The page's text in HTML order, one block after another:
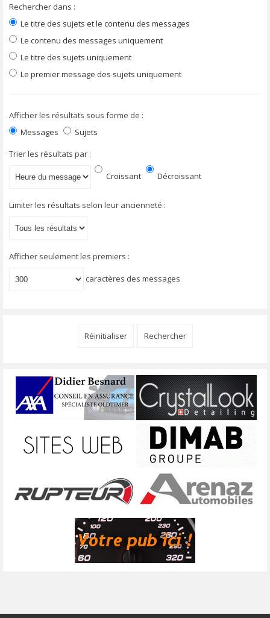
Rechercher dans :
Le titre des sujets et le contenu des messages
Le contenu des messages uniquement
Le titre des sujets uniquement
Le premier message des sujets uniquement
Afficher les résultats sous forme de :
Messages
Sujets
Trier les résultats par :
Croissant Décroissant
Limiter les résultats selon leur ancienneté :
Afficher seulement les premiers :
caractères des messages